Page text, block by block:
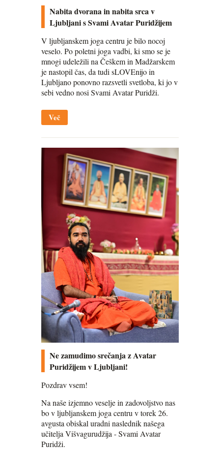
Nabita dvorana in nabita srca v
Ljubljani s Svami Avatar Puridžijem
V ljubljanskem joga centru je bilo nocoj
veselo. Po poletni joga vadbi, ki smo se je
mnogi udeležili na Češkem in Madžarskem
je nastopil čas, da tudi sLOVEnijo in
Ljubljano ponovno razsvetli svetloba, ki jo v
sebi vedno nosi Svami Avatar Puridži.
Več
Ne zamudimo srečanja z Avatar
Puridžijem v Ljubljani!
Pozdrav vsem!
Na naše izjemno veselje in zadovoljstvo nas
bo v ljubljanskem joga centru v torek 26.
avgusta obiskal uradni naslednik našega
učitelja Višvagurudžija - Svami Avatar
Puridži.